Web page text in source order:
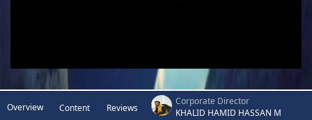
Overview Content Reviews
Corporate Director
KHALID HAMID HASSAN M